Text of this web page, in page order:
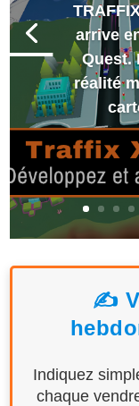
arrive
Quest.
réalité
✍️
Indiquez
chaque